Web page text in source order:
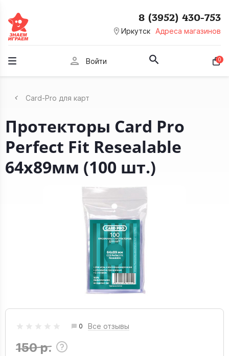
room Иркутск Адреса магазинов
8 (3952) 430-753
person Войти 0
Card-Pro для карт
Протекторы Card Pro
Perfect Fit Resealable
64x89мм (100 шт.)
0 Все отзывы
150 р.